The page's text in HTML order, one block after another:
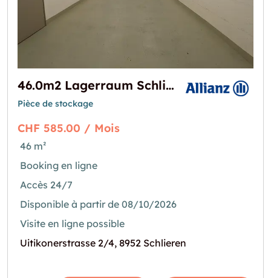
46.0m2 Lagerraum Schlieren - Uitikonerstrasse 2/4 (VERFÜGBAR AB MITTE OKTOBER)
Pièce de stockage
CHF 585.00 / Mois
46 m²
Booking en ligne
Accès 24/7
Disponible à partir de 08/10/2026
Visite en ligne possible
Uitikonerstrasse 2/4, 8952 Schlieren